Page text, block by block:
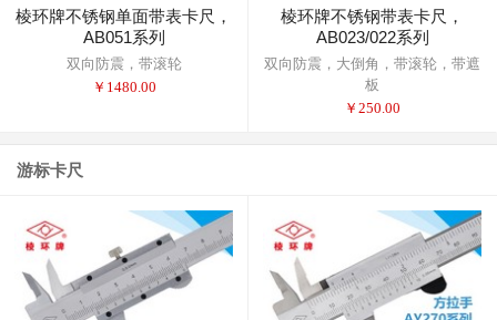
棱环牌不锈钢单面带表卡尺，
AB051系列
双向防震，带滚轮
￥ 1480.00
棱环牌不锈钢带表卡尺，
AB023/022系列
双向防震，大倒角，带滚轮，带遮
板
￥ 250.00
游标卡尺